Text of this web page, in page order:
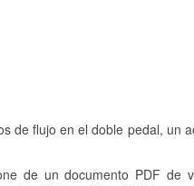
de flujo en el doble pedal, un
de un documento PDF de